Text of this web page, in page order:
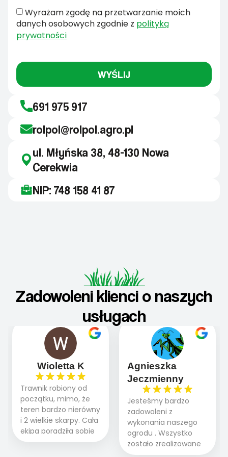
Wyrażam zgodę na przetwarzanie moich
danych osobowych zgodnie z polityką
prywatności
WYŚLIJ
691 975 917
rolpol@rolpol.agro.pl
ul. Młyńska 38, 48-130 Nowa
Cerekwia
NIP: 748 158 41 87
Zadowoleni klienci o naszych
usługach
Wioletta K
Trawnik robiony od
początku, mimo, że
teren bardzo nierówny
i 2 wielkie skarpy. Cała
ekipa poradziła sobie
WSPANIALE od
Agnieszka
Jeczmienny
Jesteśmy bardzo
zadowoleni z
wykonania naszego
ogrodu . Wszystko
zostało zrealizowane
fachowo, rzetelnie i